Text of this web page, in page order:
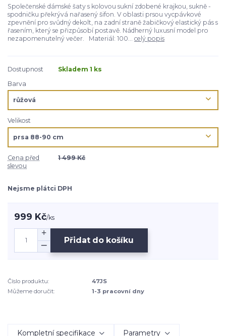
Společenské dámské šaty s kolovou sukní zdobené krajkou, sukně -
spodničku překrývá nařasený šifon. V oblasti prsou vycpávkové
zpevnění pro svůdný dekolt, na zadní straně žabičkový elastický pás s
řasením, který se přizpůsobí postavě. Nádherný luxusní model pro
nezapomenutelný večer. Materiál: 100... celý popis
Dostupnost
Skladem 1 ks
Barva
Velikost
Cena před
slevou
1 499 Kč
Nejsme plátci DPH
999 Kč/ks
Přidat do košíku
Číslo produktu:
47JS
Můžeme doručit:
1-3 pracovní dny
Kompletní specifikace Parametry